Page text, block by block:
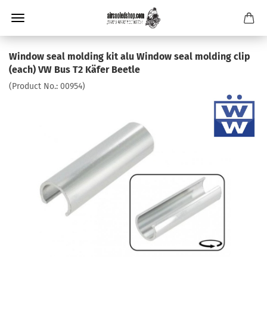
Window seal molding kit alu Window seal molding clip
(each) VW Bus T2 Käfer Beetle
(Product No.: 00954)